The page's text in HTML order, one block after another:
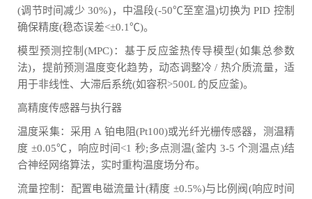
(调节时间减少 30%)，中温段(-50℃至室温)切换为 PID 控制
确保精度(稳态误差<±0.1℃)。
模型预测控制(MPC)：基于反应釜热传导模型(如集总参数
法)，提前预测温度变化趋势，动态调整冷 / 热介质流量，适
用于非线性、大滞后系统(如容积>500L 的反应釜)。
高精度传感器与执行器
温度采集：采用 A 铂电阻(Pt100)或光纤光栅传感器，测温精
度 ±0.05℃，响应时间<1 秒;多点测温(釜内 3-5 个测温点)结
合神经网络算法，实时重构温度场分布。
流量控制：配置电磁流量计(精度 ±0.5%)与比例阀(响应时间